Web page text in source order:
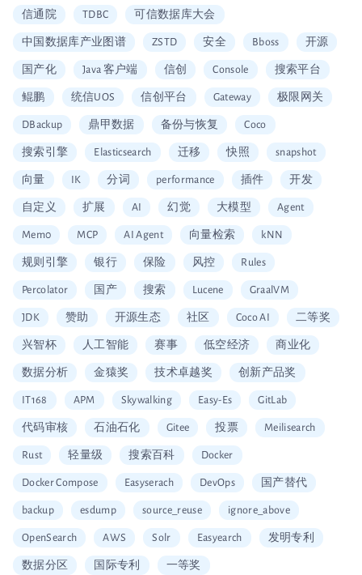
信通院 TDBC 可信数据库大会
中国数据库产业图谱 ZSTD 安全 Bboss 开源
国产化 Java 客户端 信创 Console 搜索平台
鲲鹏 统信UOS 信创平台 Gateway 极限网关
DBackup 鼎甲数据 备份与恢复 Coco
搜索引擎 Elasticsearch 迁移 快照 snapshot
向量 IK 分词 performance 插件 开发
自定义 扩展 AI 幻觉 大模型 Agent
Mem0 MCP AI Agent 向量检索 kNN
规则引擎 银行 保险 风控 Rules
Percolator 国产 搜索 Lucene GraalVM
JDK 赞助 开源生态 社区 Coco AI 二等奖
兴智杯 人工智能 赛事 低空经济 商业化
数据分析 金猿奖 技术卓越奖 创新产品奖
IT168 APM Skywalking Easy-Es GitLab
代码审核 石油石化 Gitee 投票 Meilisearch
Rust 轻量级 搜索百科 Docker
Docker Compose Easyserach DevOps 国产替代
backup esdump source_reuse ignore_above
OpenSearch AWS Solr Easyearch 发明专利
数据分区 国际专利 一等奖